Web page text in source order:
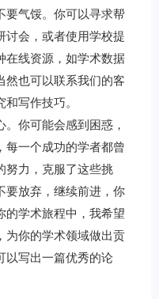
要气馁。你可以寻求帮
讨会，或者使用学校提
在线资源，如学术数据
然也可以联系我们的客
写作技巧。
你可能会感到困惑，
一个成功的学者都曾
努力，克服了这些挑
要放弃，继续前进，你
的学术旅程中，我希望
为你的学术领域做出贡
以写出一篇优秀的论